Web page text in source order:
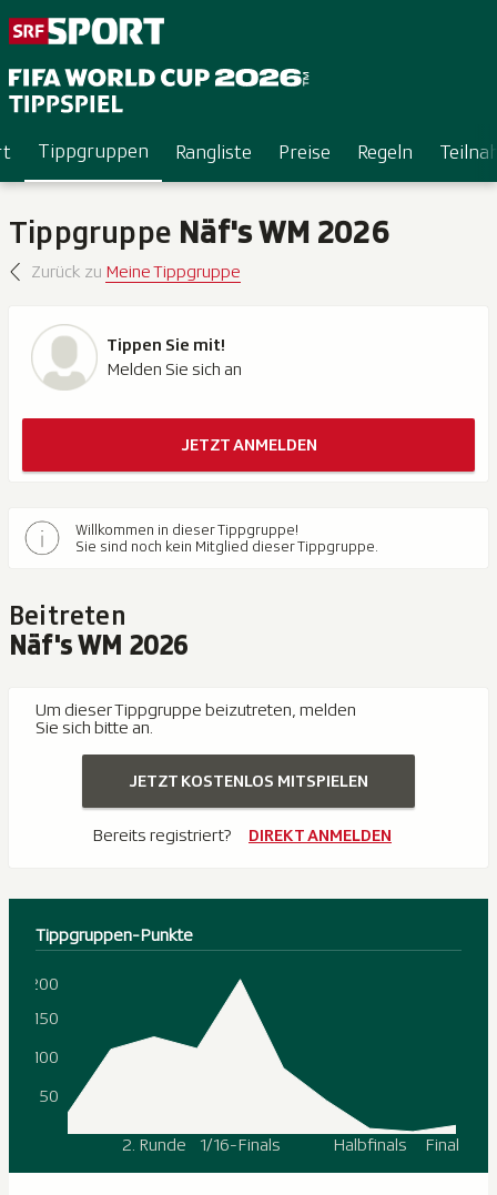
Tippgruppen Rangliste Preise Regeln
Tippgruppe Näf's WM 2026
Zurück zu Meine Tippgruppe
Willkommen in dieser Tippgruppe!
Sie sind noch kein Mitglied dieser Tippgruppe.
Beitreten
Näf's WM 2026
Um dieser Tippgruppe beizutreten, melden
Sie sich bitte an.
JETZT KOSTENLOS MITSPIELEN
Bereits registriert? DIREKT ANMELDEN
Tippgruppen-Punkte
2. Runde 1/16-Finals Halbfinals Final
50
100
150
200
Tippen Sie mit!
Melden Sie sich an
JETZT ANMELDEN